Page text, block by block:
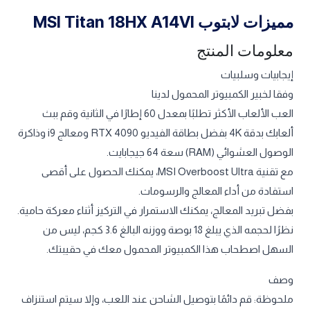
مميزات لابتوب MSI Titan 18HX A14VI
معلومات المنتج
إيجابيات وسلبيات
وفقا لخبير الكمبيوتر المحمول لدينا
العب الألعاب الأكثر تطلبًا بمعدل 60 إطارًا في الثانية وقم ببث
ألعابك بدقة 4K بفضل بطاقة الفيديو RTX 4090 ومعالج i9 وذاكرة
الوصول العشوائي (RAM) سعة 64 جيجابايت.
مع تقنية MSI Overboost Ultra، يمكنك الحصول على أقصى
استفادة من أداء المعالج والرسومات.
بفضل تبريد المعالج، يمكنك الاستمرار في التركيز أثناء معركة حامية.
نظرًا لحجمه الذي يبلغ 18 بوصة ووزنه البالغ 3.6 كجم، ليس من
السهل اصطحاب هذا الكمبيوتر المحمول معك في حقيبتك.
وصف
ملحوظة: قم دائمًا بتوصيل الشاحن عند اللعب، وإلا سيتم استنزاف